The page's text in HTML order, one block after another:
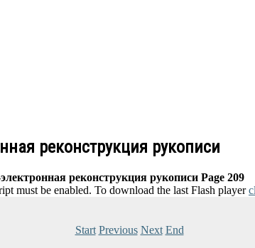
реконструкция рукописи
реконструкция рукописи Page 209
must be enabled. To download the last Flash player
Start Previous Next End